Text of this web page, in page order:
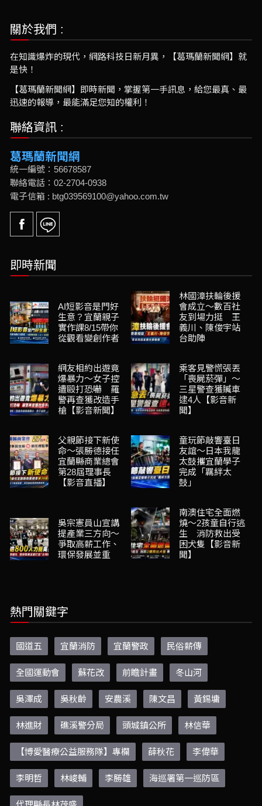
關於我們 :
在知識爆炸的現代，網路科技日新月異，【葛瑪蘭新聞網】就
是快！
【葛瑪蘭新聞網】即時新聞，掌握第一手訊息，給您最真、最
迅速的報導，最能滿足您知的權利！
聯絡資訊 :
葛瑪蘭新聞網
統一編號：56678587
聯絡電話：02-2704-0938
電子信箱 : btg039569100@yahoo.com.tw
即時新聞
AI短影音是門好
生意？宜蘭親子
實作課8/15帶你
從觀看變創作者
林國漳扶輪後援
會成立～數百社
友到場力挺 王
義川、陳俊宇站
台助陣
網友相約出遊竟
爆暴力～女子控
遭毆打恐嚇 羅
警再查獲改造手
槍【影音新聞】
乘客見警慌張丟
「喪屍菸彈」～
三星警查獲贓車
逮4人【影音新
聞】
父親節接下新使
命～張勝德接任
宜蘭縣商業總會
第28屆理事長
【影音直播】
童玩節敲響臺日
友誼～日本我龍
太鼓攜宜蘭學子
完成「羈絆太
鼓」
吳宗憲員山宣講
提產業三方向～
爭取高薪工作、
環保發展並重
南澳住宅全面燃
燒～2孩童自行逃
生 消防救出受
困犬隻【影音新
聞】
熱門關鍵字
國道五 宜蘭消防 宜蘭警政 民俗薪傳
全國運動會 蘇花改 前瞻計畫 冬山河
吳澤成 吳秋齡 安農溪 陳文昌 黃錫墉
林進財 礁溪警分局 頭城鎮公所 林信華
【博愛醫療公益服務隊】專欄 薛秋花 李偉華
李明哲 林峻輔 李勝雄 海巡署第一巡防區